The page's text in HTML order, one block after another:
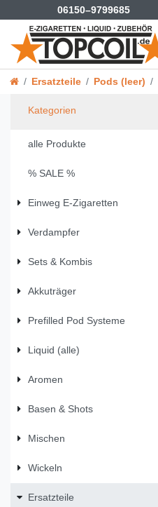
06150–9799685
Ersatzteile Pods (leer)
Kategorien
alle Produkte
% SALE %
Einweg E-Zigaretten
Verdampfer
Sets & Kombis
Akkuträger
Prefilled Pod Systeme
Liquid (alle)
Aromen
Basen & Shots
Mischen
Wickeln
Ersatzteile